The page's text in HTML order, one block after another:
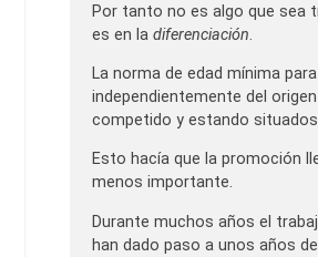
Por tanto no es algo que sea
es en la diferenciación.
La norma de edad mínima
independientemente del
competido y estando
Esto hacía que la promoción
menos importante.
Durante muchos años el
han dado paso a unos años